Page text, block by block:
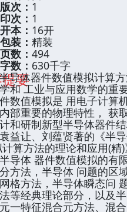
版次： 1
印次： 1
开本： 16开
包装： 精装
页数： 494
字数： 630千字
要
导体器件数值模拟计算
和 工业与应用数学的重
数值模拟是 用电子计算
部重要的物理特性， 获
和研制新型半导体器件
益让、刘蕴贤著的《半
算方法的理论和应用(精
导体 器件数值模拟的有
方法，半导体 问题的区
格方法，半导体瞬态问
等经典理论部分，以及
一特征混合元方法、混